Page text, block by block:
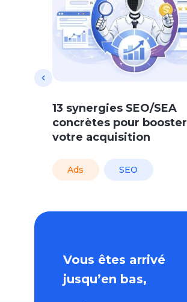
13 synergies SEO/SEA
concrètes pour booster
votre acquisition
Ads SEO
Vous êtes arrivé
jusqu’en bas,